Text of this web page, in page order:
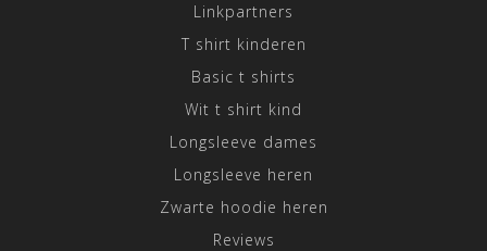
Linkpartners
T shirt kinderen
Basic t shirts
Wit t shirt kind
Longsleeve dames
Longsleeve heren
Zwarte hoodie heren
Reviews